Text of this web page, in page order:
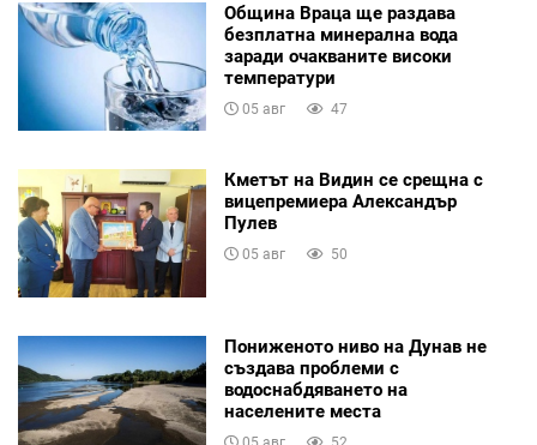
Община Враца ще раздава
безплатна минерална вода
заради очакваните високи
температури
05 авг 47
Кметът на Видин се срещна с
вицепремиера Александър
Пулев
05 авг 50
Пониженото ниво на Дунав не
създава проблеми с
водоснабдяването на
населените места